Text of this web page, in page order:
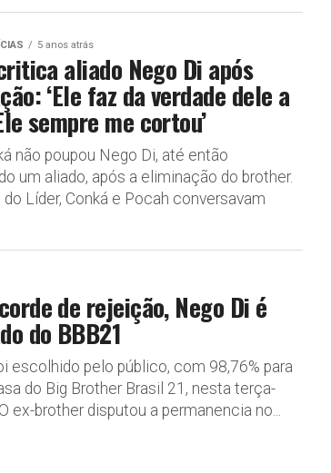
5 anos atrás
aliado Nego Di após
‘Ele faz da verdade dele a
sempre me cortou’
não poupou Nego Di, até então
um aliado, após a eliminação do brother.
do Líder, Conká e Pocah conversavam
de rejeição, Nego Di é
do BBB21
escolhido pelo público, com 98,76% para
do Big Brother Brasil 21, nesta terça-
ex-brother disputou a permanencia no...